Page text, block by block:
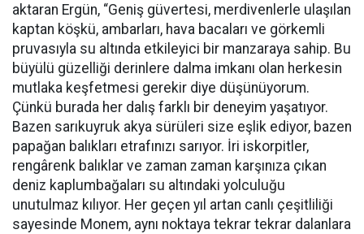
aktaran Ergün, “Geniş güvertesi, merdivenlerle ulaşılan
kaptan köşkü, ambarları, hava bacaları ve görkemli
pruvasıyla su altında etkileyici bir manzaraya sahip. Bu
büyülü güzelliği derinlere dalma imkanı olan herkesin
mutlaka keşfetmesi gerekir diye düşünüyorum.
Çünkü burada her dalış farklı bir deneyim yaşatıyor.
Bazen sarıkuyruk akya sürüleri size eşlik ediyor, bazen
papağan balıkları etrafınızı sarıyor. İri iskorpitler,
rengârenk balıklar ve zaman zaman karşınıza çıkan
deniz kaplumbağaları su altındaki yolculuğu
unutulmaz kılıyor. Her geçen yıl artan canlı çeşitliliği
sayesinde Monem, aynı noktaya tekrar tekrar dalanlara